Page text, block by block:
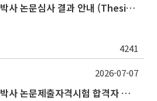
2026학년도 1학기 석·박사 논문심사 결과 안내 (Thesis Defense Result)
4241
2026학년도 2학기 석·박사 논문제출자격시험 합격자 공고(TSQ Exam Result)
2026-07-07